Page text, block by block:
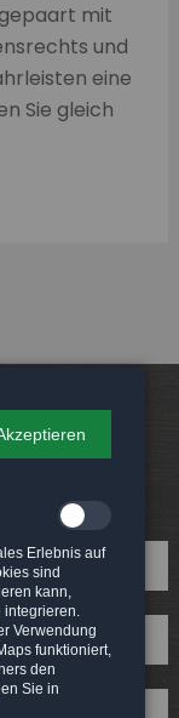
mit
und
eine
Sie gleich
Erlebnis auf
sind
kann,
Verwendung
funktioniert,
den
Sie in